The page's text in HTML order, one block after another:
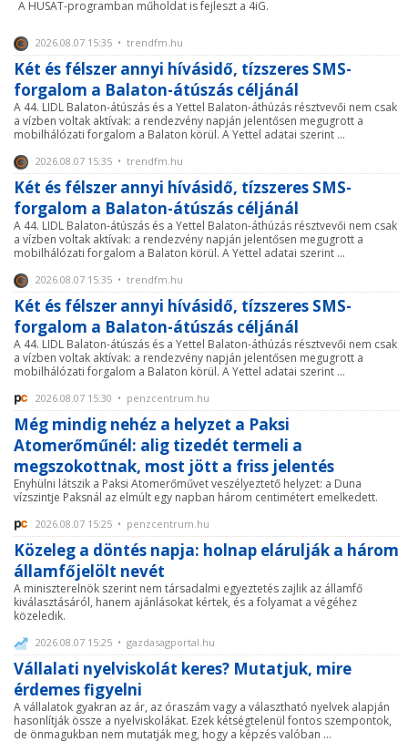
A HUSAT-programban műholdat is fejleszt a 4iG.
2026.08.07 15:35 • trendfm.hu
Két és félszer annyi hívásidő, tízszeres SMS-
forgalom a Balaton-átúszás céljánál
A 44. LIDL Balaton-átúszás és a Yettel Balaton-áthúzás résztvevői nem csak
a vízben voltak aktívak: a rendezvény napján jelentősen megugrott a
mobilhálózati forgalom a Balaton körül. A Yettel adatai szerint ...
2026.08.07 15:35 • trendfm.hu
Két és félszer annyi hívásidő, tízszeres SMS-
forgalom a Balaton-átúszás céljánál
A 44. LIDL Balaton-átúszás és a Yettel Balaton-áthúzás résztvevői nem csak
a vízben voltak aktívak: a rendezvény napján jelentősen megugrott a
mobilhálózati forgalom a Balaton körül. A Yettel adatai szerint ...
2026.08.07 15:35 • trendfm.hu
Két és félszer annyi hívásidő, tízszeres SMS-
forgalom a Balaton-átúszás céljánál
A 44. LIDL Balaton-átúszás és a Yettel Balaton-áthúzás résztvevői nem csak
a vízben voltak aktívak: a rendezvény napján jelentősen megugrott a
mobilhálózati forgalom a Balaton körül. A Yettel adatai szerint ...
2026.08.07 15:30 • penzcentrum.hu
Még mindig nehéz a helyzet a Paksi
Atomerőműnél: alig tizedét termeli a
megszokottnak, most jött a friss jelentés
Enyhülni látszik a Paksi Atomerőművet veszélyeztető helyzet: a Duna
vízszintje Paksnál az elmúlt egy napban három centimétert emelkedett.
2026.08.07 15:25 • penzcentrum.hu
Közeleg a döntés napja: holnap elárulják a három
államfőjelölt nevét
A miniszterelnök szerint nem társadalmi egyeztetés zajlik az államfő
kiválasztásáról, hanem ajánlásokat kértek, és a folyamat a végéhez
közeledik.
2026.08.07 15:25 • gazdasagportal.hu
Vállalati nyelviskolát keres? Mutatjuk, mire
érdemes figyelni
A vállalatok gyakran az ár, az óraszám vagy a választható nyelvek alapján
hasonlítják össze a nyelviskolákat. Ezek kétségtelenül fontos szempontok,
de önmagukban nem mutatják meg, hogy a képzés valóban ...